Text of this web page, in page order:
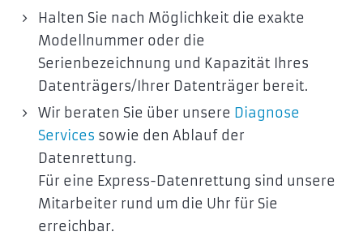
Halten Sie nach Möglichkeit die exakte
Modellnummer oder die
Serienbezeichnung und Kapazität Ihres
Datenträgers/Ihrer Datenträger bereit.
Wir beraten Sie über unsere Diagnose
Services sowie den Ablauf der
Datenrettung.
Für eine Express-Datenrettung sind unsere
Mitarbeiter rund um die Uhr für Sie
erreichbar.